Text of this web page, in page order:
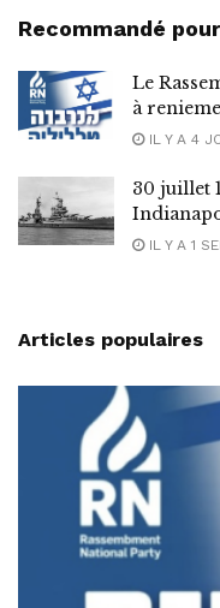
Recommandé
Le
à
IL Y A 4
30 juillet
IL Y A 1
Articles populaires